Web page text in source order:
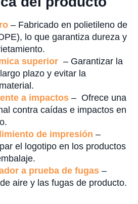
– Fabricado en polietileno de
lo que garantiza dureza y
superior – Garantizar la
plazo y evitar la
a impactos – Ofrece una
contra caídas e impactos en
de impresión –
el logotipo en los productos
a prueba de fugas –
aire y las fugas de producto.